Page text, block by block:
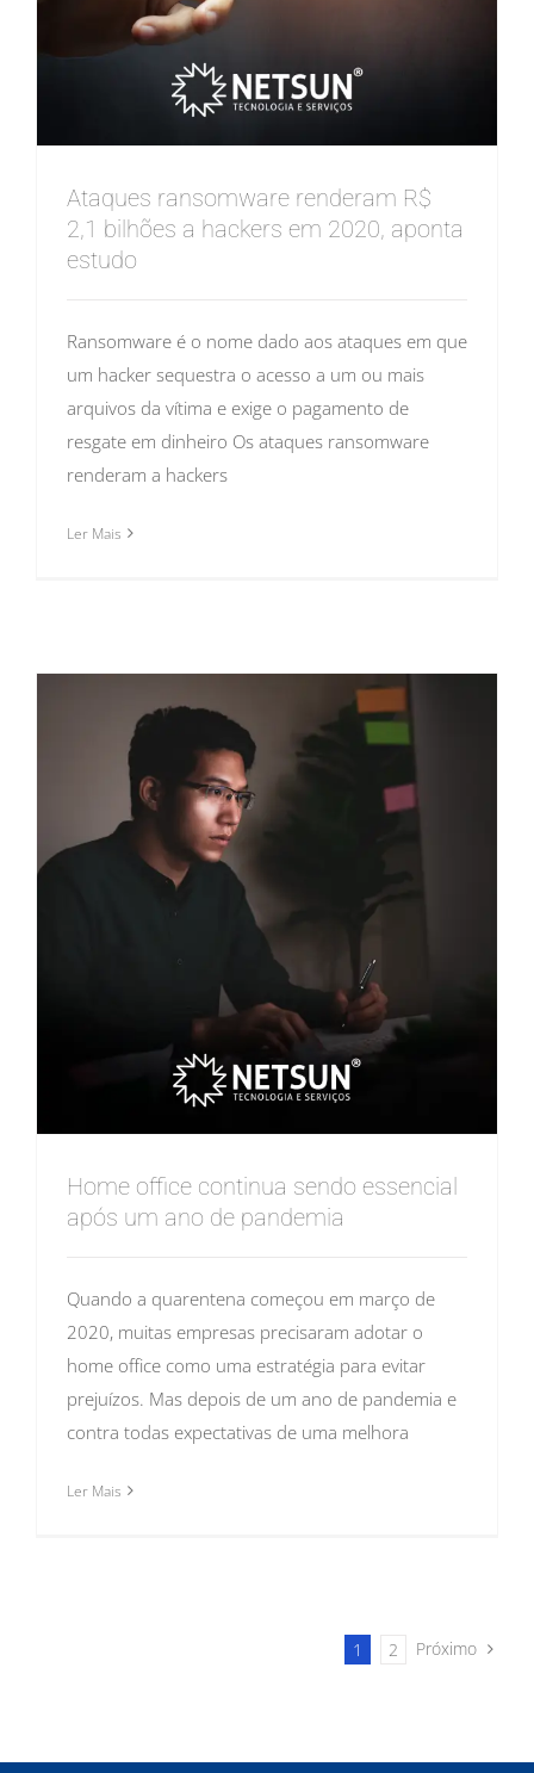
Ataques ransomware renderam R$
2,1 bilhões a hackers em 2020, aponta
estudo
Ransomware é o nome dado aos ataques em que
um hacker sequestra o acesso a um ou mais
arquivos da vítima e exige o pagamento de
resgate em dinheiro Os ataques ransomware
renderam a hackers
Ler Mais
Home office continua sendo essencial
após um ano de pandemia
Quando a quarentena começou em março de
2020, muitas empresas precisaram adotar o
home office como uma estratégia para evitar
prejuízos. Mas depois de um ano de pandemia e
contra todas expectativas de uma melhora
Ler Mais
1 2 Próximo